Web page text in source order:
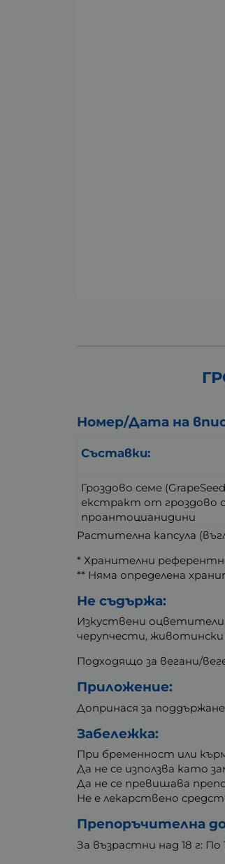
Номер/Дата на
Съставки:
Гроздово семе
екстракт от гроздово
проантоцианидини
Растителна капсула
* Хранителни
** Няма определена
Не съдържа:
Изкуствени оцветители
черупчести,
Подходящо за вегани/
Приложение:
Допринася за
Забележка:
При бременност или
Да не се използва като
Да не се превишава
Не е лекарствено
Препоръчителна
За възрастни над 18 г: По